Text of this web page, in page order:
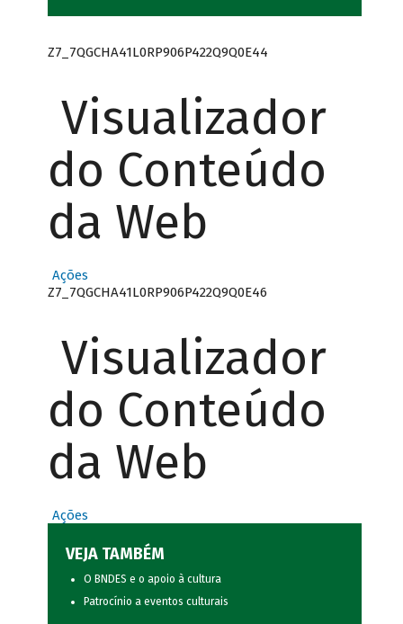
Z7_7QGCHA41L0RP906P422Q9Q0E44
Visualizador
do Conteúdo
da Web
Ações
Z7_7QGCHA41L0RP906P422Q9Q0E46
Visualizador
do Conteúdo
da Web
Ações
VEJA TAMBÉM
O BNDES e o apoio à cultura
Patrocínio a eventos culturais